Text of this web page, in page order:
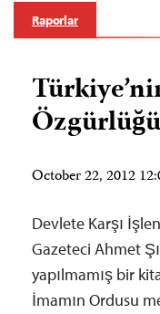
Raporlar
October 22, 2012
Devlete Karşı
Gazeteci Ahmet
yapılmamış bir
İmamın Ordusu